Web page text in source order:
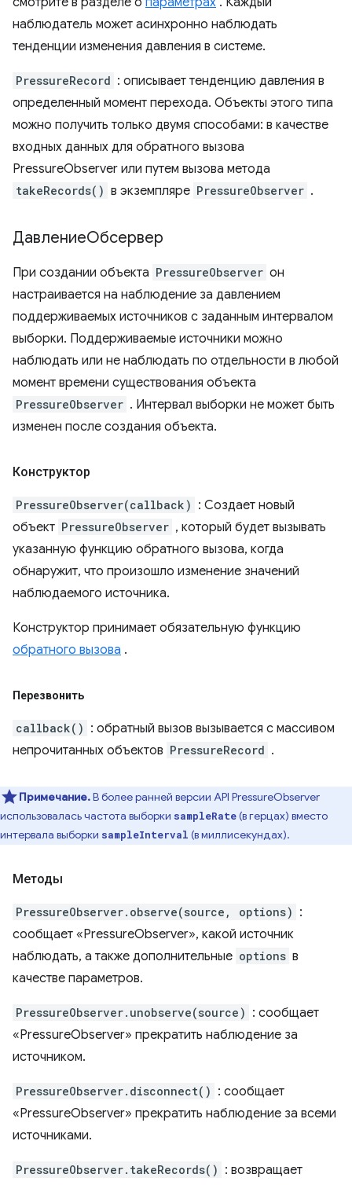
наблюдатель может асинхронно наблюдать
тенденции изменения давления в системе.
PressureRecord : описывает тенденцию давления в
определенный момент перехода. Объекты этого типа
можно получить только двумя способами: в качестве
входных данных для обратного вызова
PressureObserver или путем вызова метода
takeRecords() в экземпляре PressureObserver .
ДавлениеОбсервер
При создании объекта PressureObserver он
настраивается на наблюдение за давлением
поддерживаемых источников с заданным интервалом
выборки. Поддерживаемые источники можно
наблюдать или не наблюдать по отдельности в любой
момент времени существования объекта
PressureObserver . Интервал выборки не может быть
изменен после создания объекта.
Конструктор
PressureObserver(callback) : Создает новый
объект PressureObserver , который будет вызывать
указанную функцию обратного вызова, когда
обнаружит, что произошло изменение значений
наблюдаемого источника.
Конструктор принимает обязательную функцию
обратного вызова .
Перезвонить
callback() : обратный вызов вызывается с массивом
непрочитанных объектов PressureRecord .
Примечание.В более ранней версии API PressureObserver
использовалась частота выборки sampleRate(в герцах) вместо
интервала выборки sampleInterval (в миллисекундах).
Методы
PressureObserver.observe(source, options) :
сообщает «PressureObserver», какой источник
наблюдать, а также дополнительные options в
качестве параметров.
PressureObserver.unobserve(source) : сообщает
«PressureObserver» прекратить наблюдение за
источником.
PressureObserver.disconnect() : сообщает
«PressureObserver» прекратить наблюдение за всеми
источниками.
PressureObserver.takeRecords() : возвращает